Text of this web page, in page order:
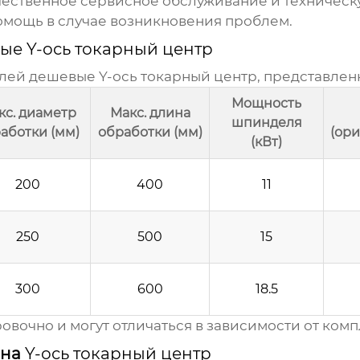
в случае возникновения проблем.
Y-ось токарный центр
дешевые Y-ось токарный центр,
диаметр
(мм)
Макс. длина
обработки (мм)
Мощность
шпинделя
(кВт)
200 400 11
250 500 15
300 600 18.5
и могут отличаться в зависимости от
Y-ось токарный центр